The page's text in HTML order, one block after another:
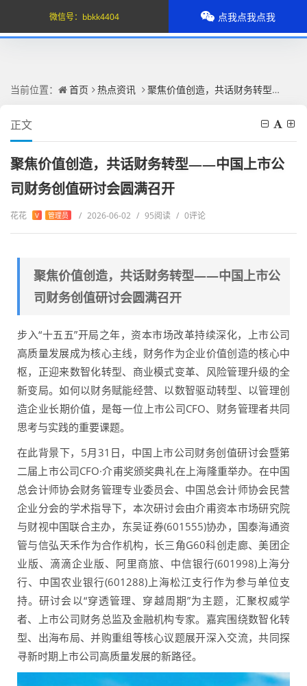
当前位置： 首页 热点资讯 聚焦价值创造，共话财务转型——中国上市公司财务创值研讨会圆满召开
正文
聚焦价值创造，共话财务转型——中国上市公
司财务创值研讨会圆满召开
花花 V 管理员 / 2026-06-02 / 95阅读 / 0评论
聚焦价值创造，共话财务转型——中国上市公
司财务创值研讨会圆满召开
步入“十五五”开局之年，资本市场改革持续深化，上市公司
高质量发展成为核心主线，财务作为企业价值创造的核心中
枢，正迎来数智化转型、商业模式变革、风险管理升级的全
新变局。如何以财务赋能经营、以数智驱动转型、以管理创
造企业长期价值，是每一位上市公司CFO、财务管理者共同
思考与实践的重要课题。
在此背景下，5月31日，中国上市公司财务创值研讨会暨第
二届上市公司CFO·介甫奖颁奖典礼在上海隆重举办。在中国
总会计师协会财务管理专业委员会、中国总会计师协会民营
企业分会的学术指导下，本次研讨会由介甫资本市场研究院
与财视中国联合主办，东吴证券(601555)协办，国泰海通资
管与信弘天禾作为合作机构，长三角G60科创走廊、美团企
业版、滴滴企业版、阿里商旅、中信银行(601998)上海分
行、中国农业银行(601288)上海松江支行作为参与单位支
持。研讨会以“穿透管理、穿越周期”为主题，汇聚权威学
者、上市公司财务总监及金融机构专家。嘉宾围绕数智化转
型、出海布局、并购重组等核心议题展开深入交流，共同探
寻新时期上市公司高质量发展的新路径。
微信号： bbkk4404 点我点我点我